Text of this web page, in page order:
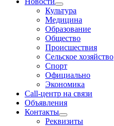
Культура
Медицина
Образование
Общество
Происшествия
Сельское хозяйство
Спорт
Официально
Экономика
Call-центр на связи
Объявления
Контакты
Реквизиты